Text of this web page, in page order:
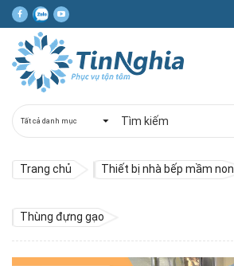
Trang chủ Thiết bị nhà bếp mầm non
Thùng đựng gạo